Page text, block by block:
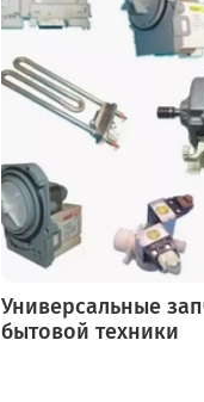
Универсальные
бытовой техники